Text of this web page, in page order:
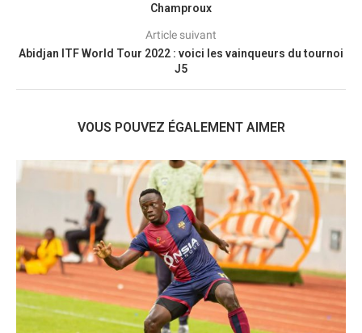
Champroux
Article suivant
Abidjan ITF World Tour 2022 : voici les vainqueurs du tournoi
J5
VOUS POUVEZ ÉGALEMENT AIMER